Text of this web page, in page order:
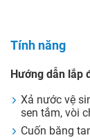
Tính năng
Hướng dẫn lắp
Xả nước vệ
sen tắm, vòi
Cuốn băng